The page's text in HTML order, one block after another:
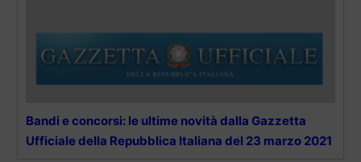
Bandi e concorsi: le ultime novità dalla Gazzetta
Ufficiale della Repubblica Italiana del 23 marzo 2021